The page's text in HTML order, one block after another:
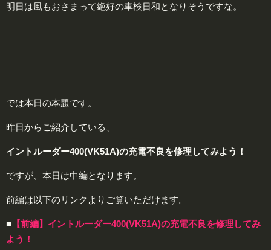
明日は風もおさまって絶好の車検日和となりそうですな。
では本日の本題です。
昨日からご紹介している、
イントルーダー400(VK51A)の充電不良を修理してみよう！
ですが、本日は中編となります。
前編は以下のリンクよりご覧いただけます。
■ 【前編】イントルーダー400(VK51A)の充電不良を修理してみ
よう！